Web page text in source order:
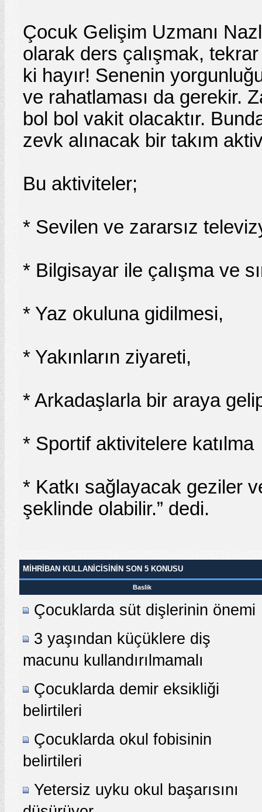
Çocuk Gelişim Uzmanı
olarak ders çalışmak,
ki hayır! Senenin
ve rahatlaması da gerekir.
bol bol vakit olacaktır.
zevk alınacak bir takım
Bu aktiviteler;
* Sevilen ve zararsız
* Bilgisayar ile çalışma ve
* Yaz okuluna gidilmesi,
* Yakınların ziyareti,
* Arkadaşlarla bir araya
* Sportif aktivitelere katılma
* Katkı sağlayacak geziler
şeklinde olabilir.” dedi.
MIHRIBAN KULLANICISININ SON 5 KONUSU
Baslik
Çocuklarda süt dişlerinin önemi
3 yaşından küçüklere diş
macunu kullandırılmamalı
Çocuklarda demir eksikliği
belirtileri
Çocuklarda okul fobisinin
belirtileri
Yetersiz uyku okul başarısını